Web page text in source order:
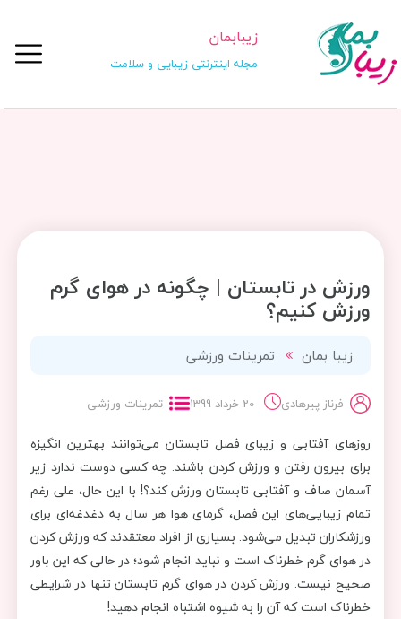
زیبابمان
مجله اینترنتی زیبایی و سلامت
ورزش در تابستان | چگونه در هوای گرم
ورزش کنیم؟
زیبا بمان تمرینات ورزشی
فرناز پیرهادی 20 خرداد 1399 تمرینات ورزشی
روزهای آفتابی و زیبای فصل تابستان می‌توانند بهترین انگیزه
برای بیرون رفتن و ورزش کردن باشند. چه کسی دوست ندارد زیر
آسمان صاف و آفتابی تابستان ورزش کند؟! با این حال، علی رغم
تمام زیبایی‌های این فصل، گرمای هوا هر سال به دغدغه‌ای برای
ورزشکاران تبدیل می‌شود. بسیاری از افراد معتقدند که ورزش کردن
در هوای گرم خطرناک است و نباید انجام شود؛ در حالی که این باور
صحیح نیست. ورزش کردن در هوای گرم تابستان تنها در شرایطی
خطرناک است که آن را به شیوه اشتباه انجام دهید!